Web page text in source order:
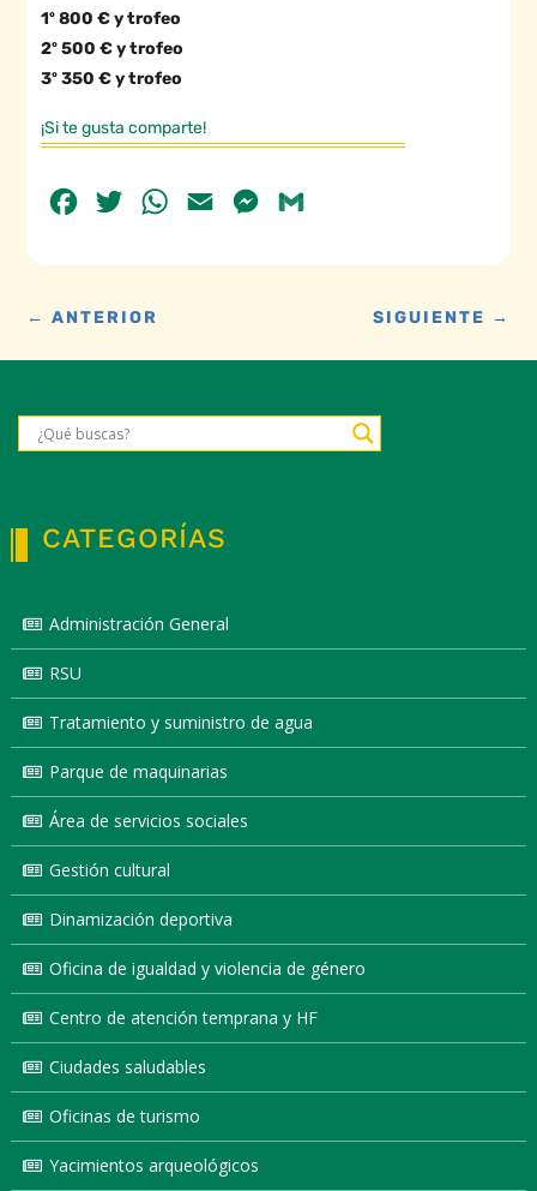
1º 800 € y trofeo
2º 500 € y trofeo
3º 350 € y trofeo
¡Si te gusta comparte!
Facebook
TwitterWhatsApp
Email Messenger
←ANTERIOR SIGUIENTE →
CATEGORÍAS
Administración General
RSU
Tratamiento y suministro de agua
Parque de maquinarias
Área de servicios sociales
Gestión cultural
Dinamización deportiva
Oficina de igualdad y violencia de género
Centro de atención temprana y HF
Ciudades saludables
Oficinas de turismo
Yacimientos arqueológicos